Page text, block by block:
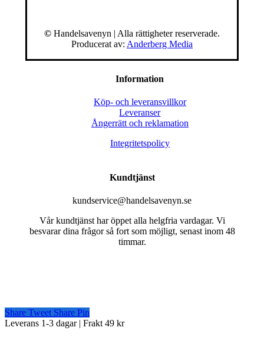
© Handelsavenyn | Alla rättigheter reserverade.
Producerat av: Anderberg Media
Information
Köp- och leveransvillkor
Leveranser
Ångerrätt och reklamation
Integritetspolicy
Kundtjänst
kundservice@handelsavenyn.se
Vår kundtjänst har öppet alla helgfria vardagar. Vi
besvarar dina frågor så fort som möjligt, senast inom 48
timmar.
Share Tweet Share Pin
Close
Leverans 1-3 dagar | Frakt 49 kr